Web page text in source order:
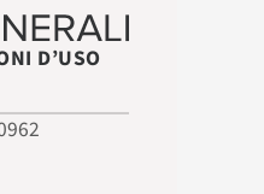
D’USO